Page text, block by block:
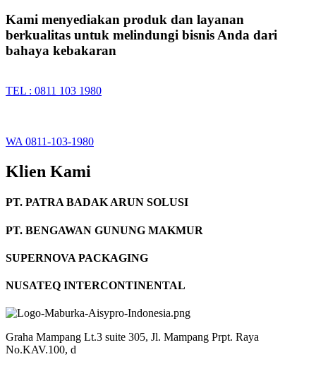
Kami menyediakan produk dan layanan
berkualitas untuk melindungi bisnis Anda dari
bahaya kebakaran
TEL : 0811 103 1980
WA 0811-103-1980
Klien Kami
PT. PATRA BADAK ARUN SOLUSI
PT. BENGAWAN GUNUNG MAKMUR
SUPERNOVA PACKAGING
NUSATEQ INTERCONTINENTAL
Graha Mampang Lt.3 suite 305, Jl. Mampang Prpt. Raya
No.KAV.100, d